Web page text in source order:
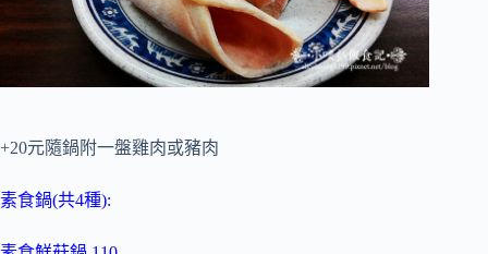
+20元隨鍋附一盤雞肉或豬肉
素食鍋(共4種):